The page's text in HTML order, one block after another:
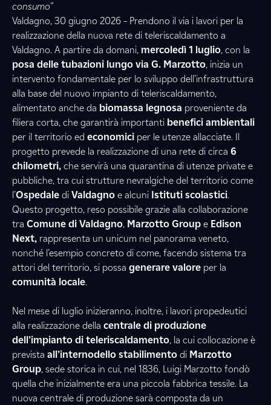
consumo”
Valdagno, 30 giugno 2026 – Prendono il via i lavori per la
realizzazione della nuova rete di teleriscaldamento a
Valdagno. A partire da domani, mercoledì 1 luglio, con la
posa delle tubazioni lungo via G. Marzotto, inizia un
intervento fondamentale per lo sviluppo dell’infrastruttura
alla base del nuovo impianto di teleriscaldamento,
alimentato anche da biomassa legnosa proveniente da
filiera corta, che garantirà importanti benefici ambientali
per il territorio ed economici per le utenze allacciate. Il
progetto prevede la realizzazione di una rete di circa 6
chilometri, che servirà una quarantina di utenze private e
pubbliche, tra cui strutture nevralgiche del territorio come
l’Ospedale di Valdagno e alcuni Istituti scolastici.
Questo progetto, reso possibile grazie alla collaborazione
tra Comune di Valdagno, Marzotto Group e Edison
Next, rappresenta un unicum nel panorama veneto,
nonché l’esempio concreto di come, facendo sistema tra
attori del territorio, si possa generare valore per la
comunità locale.
Nel mese di luglio inizieranno, inoltre, i lavori propedeutici
alla realizzazione della centrale di produzione
dell’impianto di teleriscaldamento, la cui collocazione è
prevista all’internodello stabilimento di Marzotto
Group, sede storica in cui, nel 1836, Luigi Marzotto fondò
quella che inizialmente era una piccola fabbrica tessile. La
nuova centrale di produzione sarà composta da un